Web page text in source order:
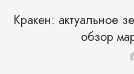
Кракен: актуальное
обзор